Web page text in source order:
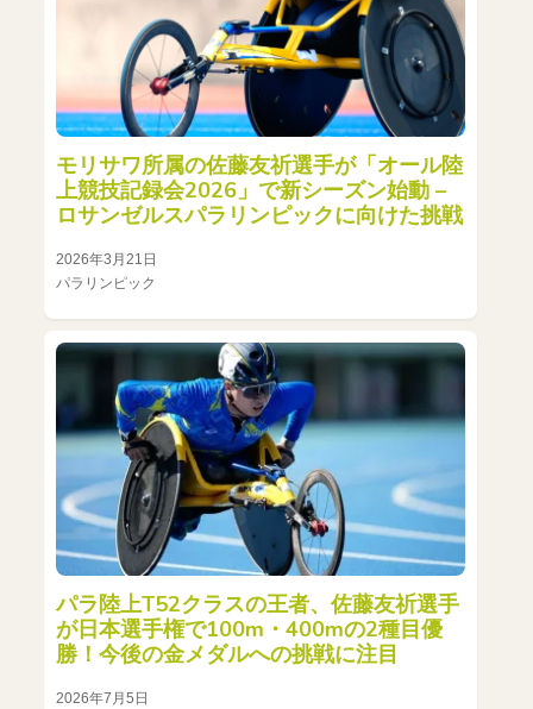
モリサワ所属の佐藤友祈選手が「オール陸
上競技記録会2026」で新シーズン始動 –
ロサンゼルスパラリンピックに向けた挑戦
2026年3月21日
パラリンピック
パラ陸上T52クラスの王者、佐藤友祈選手
が日本選手権で100m・400mの2種目優
勝！今後の金メダルへの挑戦に注目
2026年7月5日